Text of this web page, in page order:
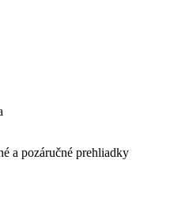
a pozáručné prehliadky